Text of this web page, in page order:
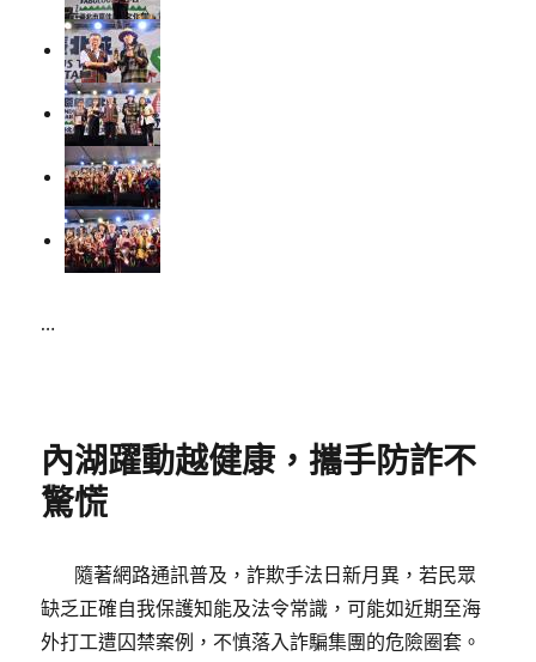
…
內湖躍動越健康，攜手防詐不
驚慌
隨著網路通訊普及，詐欺手法日新月異，若民眾
缺乏正確自我保護知能及法令常識，可能如近期至海
外打工遭囚禁案例，不慎落入詐騙集團的危險圈套。